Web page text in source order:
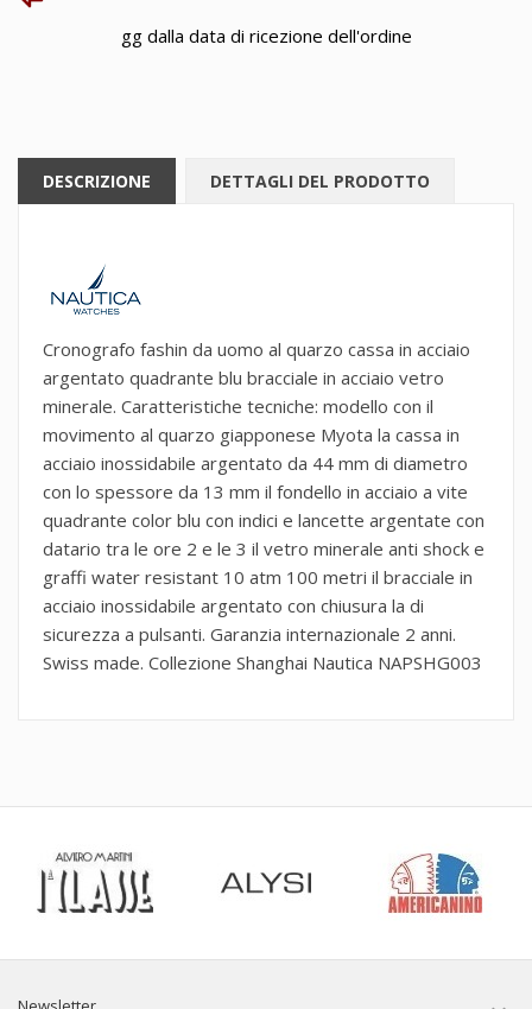
gg dalla data di ricezione dell'ordine
DESCRIZIONE DETTAGLI DEL PRODOTTO
Cronografo fashin da uomo al quarzo cassa in acciaio
argentato quadrante blu bracciale in acciaio vetro
minerale. Caratteristiche tecniche: modello con il
movimento al quarzo giapponese Myota la cassa in
acciaio inossidabile argentato da 44 mm di diametro
con lo spessore da 13 mm il fondello in acciaio a vite
quadrante color blu con indici e lancette argentate con
datario tra le ore 2 e le 3 il vetro minerale anti shock e
graffi water resistant 10 atm 100 metri il bracciale in
acciaio inossidabile argentato con chiusura la di
sicurezza a pulsanti. Garanzia internazionale 2 anni.
Swiss made. Collezione Shanghai Nautica NAPSHG003